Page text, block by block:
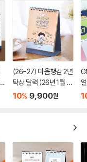
(26-27) 마음챙김 2년
탁상 달력 (26년 1월 ~
27년 12월)
10% 9,900원